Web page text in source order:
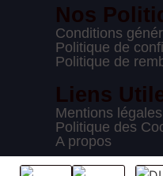
Nos
Conditions
Politique de
Politique de
Liens
Mentions légales
Politique des
A propos